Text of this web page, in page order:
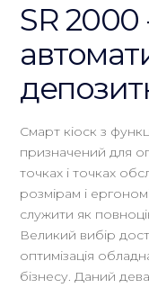
SR 2000
Смарт кіоск з
призначений для
точках і точках
розмірам і
служити як
Великий вибір
оптимізація
бізнесу. Даний